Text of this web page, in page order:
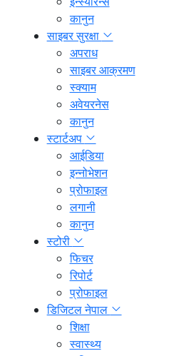
कानुन
साइबर सुरक्षा
अपराध
साइबर आक्रमण
स्क्याम
अवेयरनेस
कानुन
स्टार्टअप
आईडिया
इन्नोभेशन
प्रोफाइल
लगानी
कानुन
स्टोरी
फिचर
रिपोर्ट
प्रोफाइल
डिजिटल नेपाल
शिक्षा
स्वास्थ्य